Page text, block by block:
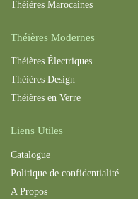
Théières Marocaines
Théières Modernes
Théières Électriques
Théières Design
Théières en Verre
Liens Utiles
Catalogue
Politique de confidentialité
A Propos